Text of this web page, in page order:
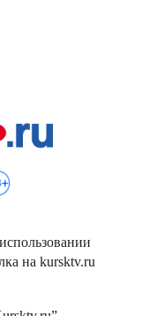
на kursktv.ru